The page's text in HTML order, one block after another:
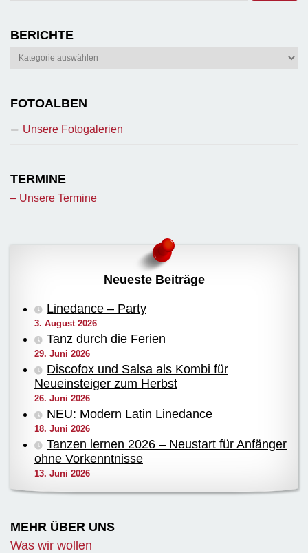
BERICHTE
Berichte
FOTOALBEN
Unsere Fotogalerien
TERMINE
– Unsere Termine
Neueste Beiträge
Linedance – Party
3. August 2026
Tanz durch die Ferien
29. Juni 2026
Discofox und Salsa als Kombi für
Neueinsteiger zum Herbst
26. Juni 2026
NEU: Modern Latin Linedance
18. Juni 2026
Tanzen lernen 2026 – Neustart für Anfänger
ohne Vorkenntnisse
13. Juni 2026
MEHR ÜBER UNS
Was wir wollen